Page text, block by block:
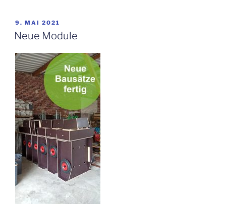
VERÖFFENTLICHT
AM
9. MAI 2021
Neue Modu­le